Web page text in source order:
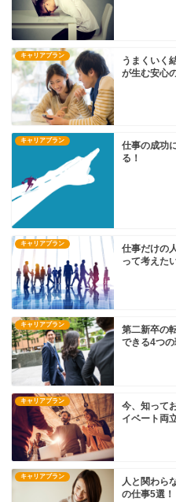
キャリアプラン
うまくいく
が生む安心
キャリアプラン
仕事の成功
る！
キャリアプラン
仕事だけの
って考えた
キャリアプラン
第二新卒の
できる4つ
キャリアプラン
今、知って
イベート両
キャリアプラン
人と関わら
の仕事5選！